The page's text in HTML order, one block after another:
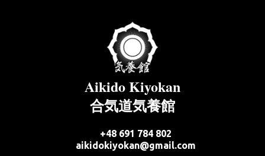
Aikido Kiyokan
合気道気養館
+48 691 784 802
aikidokiyokan@gmail.com